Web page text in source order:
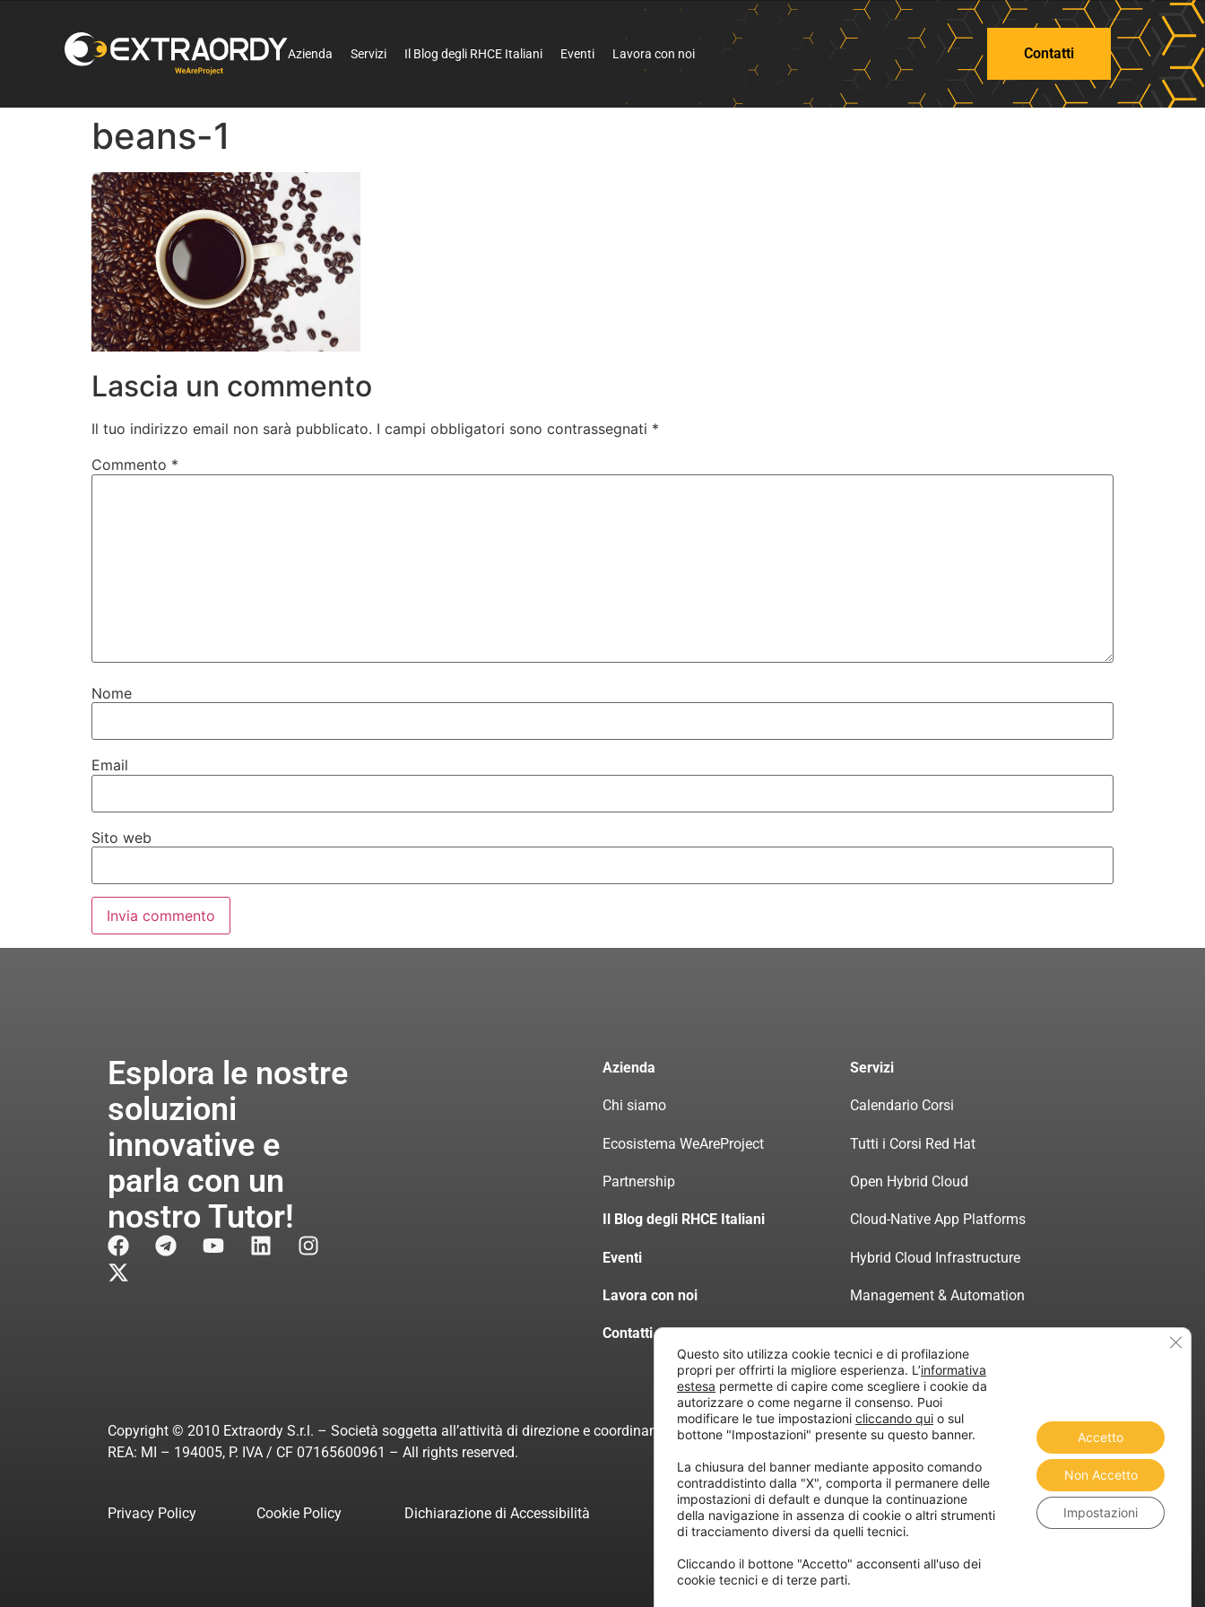
Azienda Servizi Il Blog degli RHCE Italiani Eventi Lavora con noi Contatti
beans-1
Lascia un commento
Il tuo indirizzo email non sarà pubblicato. I campi obbligatori sono contrassegnati *
Commento *
Nome
Email
Sito web
Esplora le nostre
soluzioni
innovative e
parla con un
nostro Tutor!
Azienda
Chi siamo
Ecosistema WeAreProject
Partnership
Il Blog degli RHCE Italiani
Eventi
Lavora con noi
Contatti
Servizi
Calendario Corsi
Tutti i Corsi Red Hat
Open Hybrid Cloud
Cloud-Native App Platforms
Hybrid Cloud Infrastructure
Management & Automation
Servizi di Consulenza Certificata
Copyright © 2010 Extraordy S.r.l. – Società soggetta all’attività di direzione e coordinamento di “Project Informatica”
REA: MI – 194005, P. IVA / CF 07165600961 – All rights reserved.
Privacy Policy Cookie Policy Dichiarazione di Accessibilità
Questo sito utilizza cookie tecnici e di profilazione
propri per offrirti la migliore esperienza. L’informativa
estesa permette di capire come scegliere i cookie da
autorizzare o come negarne il consenso. Puoi
modificare le tue impostazioni cliccando qui o sul
bottone "Impostazioni" presente su questo banner.
La chiusura del banner mediante apposito comando
contraddistinto dalla "X", comporta il permanere delle
impostazioni di default e dunque la continuazione
della navigazione in assenza di cookie o altri strumenti
di tracciamento diversi da quelli tecnici.
Cliccando il bottone "Accetto" acconsenti all'uso dei
cookie tecnici e di terze parti.
Accetto
Non Accetto
Impostazioni